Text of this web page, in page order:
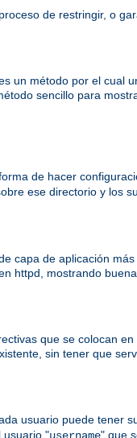
de restringir, o
un método por el cual
sencillo para
de hacer
ese directorio y los
capa de aplicación
httpd, mostrando
que se colocan
sin tener que
usuario puede tener
usuario "username" que